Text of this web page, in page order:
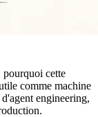
cette
comme machine
engineering,